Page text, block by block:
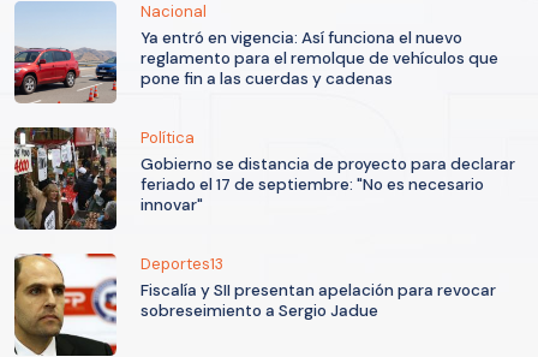
Nacional
Ya entró en vigencia: Así funciona el nuevo
reglamento para el remolque de vehículos que
pone fin a las cuerdas y cadenas
Política
Gobierno se distancia de proyecto para declarar
feriado el 17 de septiembre: "No es necesario
innovar"
Deportes13
Fiscalía y SII presentan apelación para revocar
sobreseimiento a Sergio Jadue